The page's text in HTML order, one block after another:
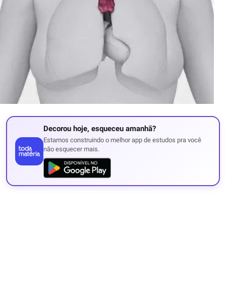
Decorou hoje, esqueceu amanhã?
Estamos construindo o melhor app de estudos pra você
não esquecer mais.